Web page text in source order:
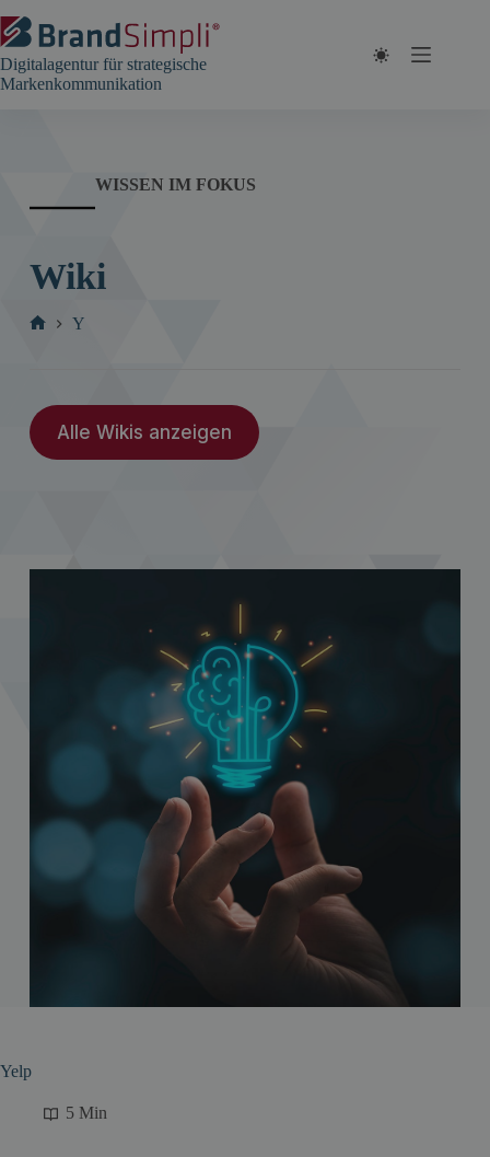
Inhalt
springen
Digitalagentur für strategische
Markenkommunikation
WISSEN IM FOKUS
Wiki
Y
Alle Wikis anzeigen
Yelp
5 Min